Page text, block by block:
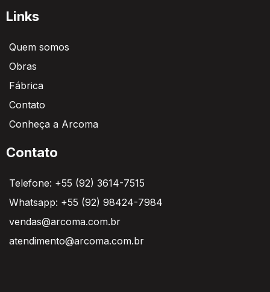
Links
Quem somos
Obras
Fábrica
Contato
Conheça a Arcoma
Contato
Telefone: +55 (92) 3614-7515
Whatsapp: +55 (92) 98424-7984
vendas@arcoma.com.br
atendimento@arcoma.com.br